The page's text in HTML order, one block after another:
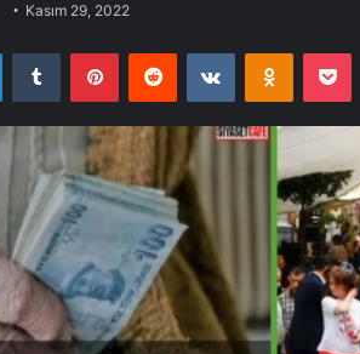
Kasım 29, 2022
LinkedInTumblr PinterestReddit VKontakte